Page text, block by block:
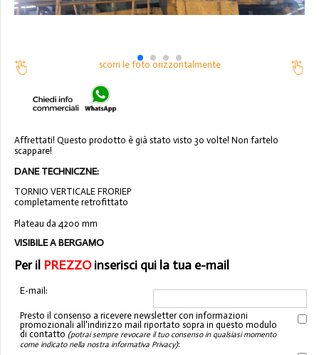
scorri le foto orizzontalmente
Affrettati! Questo prodotto è già stato visto 30 volte! Non fartelo
scappare!
DANE TECHNICZNE:
TORNIO VERTICALE FRORIEP
completamente retrofittato
Plateau da 4200 mm
VISIBILE A BERGAMO
Per il PREZZOinserisci qui la tua e-mail
E-mail:
Presto il consenso a ricevere newsletter con informazioni
promozionali all'indirizzo mail riportato sopra in questo modulo
di contatto (potrai sempre revocare il tuo consenso in qualsiasi momento
come indicato nella nostra informativa Privacy):